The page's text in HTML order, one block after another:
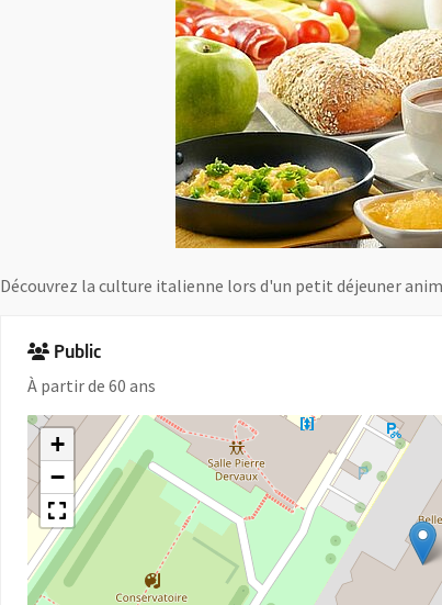
Découvrez la culture italienne lors d'un petit déjeuner
Public
À partir de 60 ans
+
−